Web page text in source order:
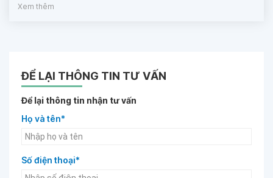
Xem thêm
ĐỂ LẠI THÔNG TIN TƯ VẤN
Để lại thông tin nhận tư vấn
Họ và tên*
Số điện thoại*